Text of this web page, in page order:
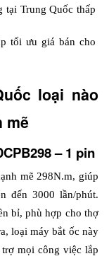
tại Trung Quốc thấp
tối ưu giá bán cho
loại nào
mẽ
– 1 pin
mẽ 298N.m, giúp
đến 3000 lần/phút.
bỉ, phù hợp cho thợ
loại máy bắt ốc này
mọi công việc lắp